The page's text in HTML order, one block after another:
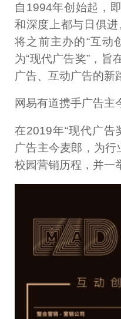
自1994年创始起，
和深度上都与日俱进
将之前主办的“互动
为“现代广告奖”，旨
广告、互动广告的新
网易有道携手广告主
在2019年“现代广告
广告主今麦郎，为行
校园营销历程，并一